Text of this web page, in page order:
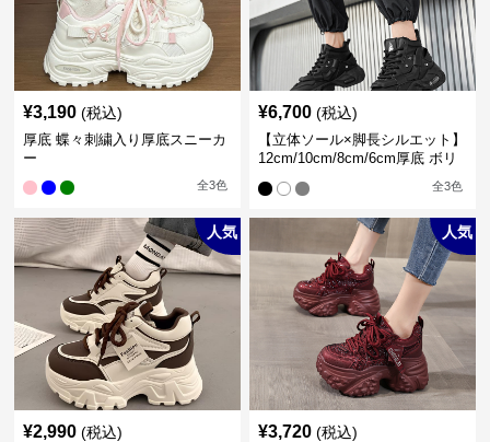
¥3,190 (税込)
厚底 蝶々刺繍入り厚底スニーカ
ー
全3色
¥6,700 (税込)
【立体ソール×脚長シルエット】
12cm/10cm/8cm/6cm厚底 ボリ
ュームソール立体設計ハイカッ
トスニーカー｜スニーカー・ハ
イカット
全3色
人気
¥2,990 (税込)
人気
¥3,720 (税込)